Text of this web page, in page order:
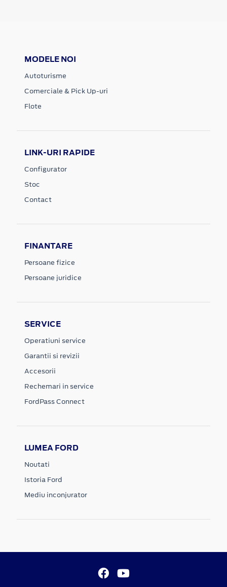
MODELE NOI
Autoturisme
Comerciale & Pick Up-uri
Flote
LINK-URI RAPIDE
Configurator
Stoc
Contact
FINANTARE
Persoane fizice
Persoane juridice
SERVICE
Operatiuni service
Garantii si revizii
Accesorii
Rechemari in service
FordPass Connect
LUMEA FORD
Noutati
Istoria Ford
Mediu inconjurator